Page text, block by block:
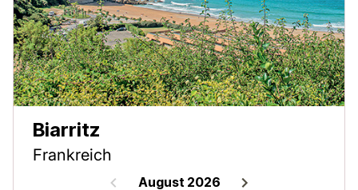
Biarritz
Frankreich
August 2026